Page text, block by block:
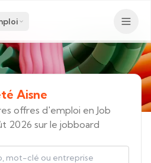
Aisne
offres d'emploi en Job
2026 sur le jobboard
clé ou entreprise